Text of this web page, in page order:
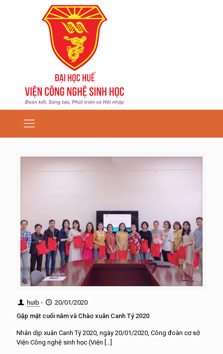
huib -
20/01/2020
Gặp mặt cuối năm và Chào xuân Canh Tý 2020
Nhân dịp xuân Canh Tý 2020, ngày 20/01/2020, Công đoàn cơ sở
Viện Công nghệ sinh học (Viện […]